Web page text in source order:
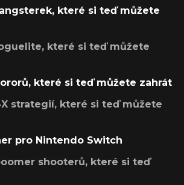
které si teď můžete
které si teď můžete
které si teď můžete zahrát
strategií, které si teď můžete
pro Nintendo Switch
shooterů, které si teď